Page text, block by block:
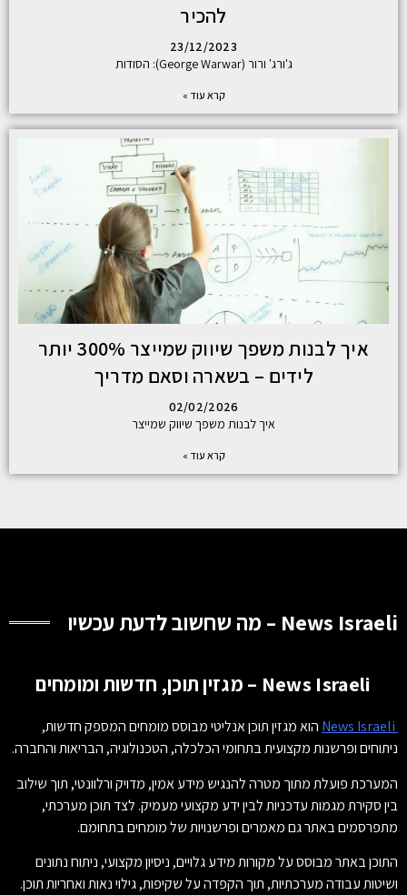
להכיר
23/12/2023
ג'ורג' ורור (George Warwar): הסודות
קרא עוד »
איך לבנות משפך שיווק שמייצר 300% יותר
לידים – בשארה וסאם מדריך
02/02/2026
איך לבנות משפך שיווק שמייצר
קרא עוד »
News Israeli – מה שחשוב לדעת עכשיו
News Israeli – מגזין תוכן, חדשות ומומחים
הוא מגזין תוכן אנליטי מבוסס מומחים המספק חדשות,
ניתוחים ופרשנות מקצועית בתחומי הכלכלה, הטכנולוגיה, הבריאות והחברה.
המערכת פועלת מתוך מטרה להנגיש מידע אמין, מדויק ורלוונטי, תוך שילוב
בין סקירת מגמות עדכניות לבין ידע מקצועי מעמיק. לצד תוכן מערכתי,
מתפרסמים באתר גם מאמרים ופרשנויות של מומחים בתחומם.
התוכן באתר מבוסס על מקורות מידע גלויים, ניסיון מקצועי, ניתוח נתונים
ושיטות עבודה מערכתיות, תוך הקפדה על שקיפות, גילוי נאות ואחריות תוכן.